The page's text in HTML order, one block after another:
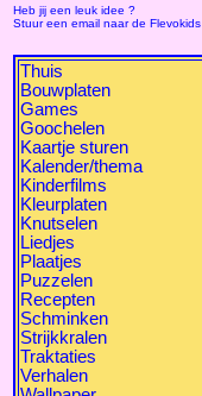
Heb jij een leuk idee ?
Stuur een email naar de Flevokids
Thuis
Bouwplaten
Games
Goochelen
Kaartje sturen
Kalender/thema
Kinderfilms
Kleurplaten
Knutselen
Liedjes
Plaatjes
Puzzelen
Recepten
Schminken
Strijkkralen
Traktaties
Verhalen